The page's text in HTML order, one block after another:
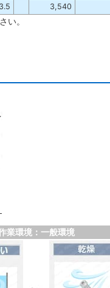
3,540
い。
業環境：一般環境